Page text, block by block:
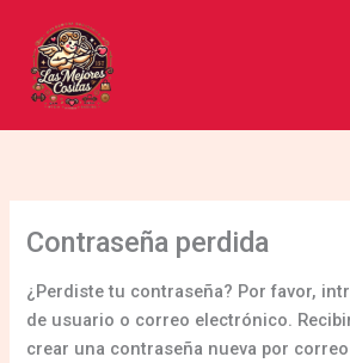
contenido
Contraseña perdida
¿Perdiste tu contraseña? Por favor,
de usuario o correo electrónico.
crear una contraseña nueva por